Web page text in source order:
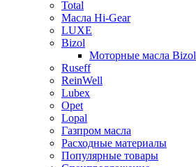
Total
Масла Hi-Gear
LUXE
Bizol
Моторные масла Bizol
Ruseff
ReinWell
Lubex
Opet
Lopal
Газпром масла
Расходные материалы
Популярные товары